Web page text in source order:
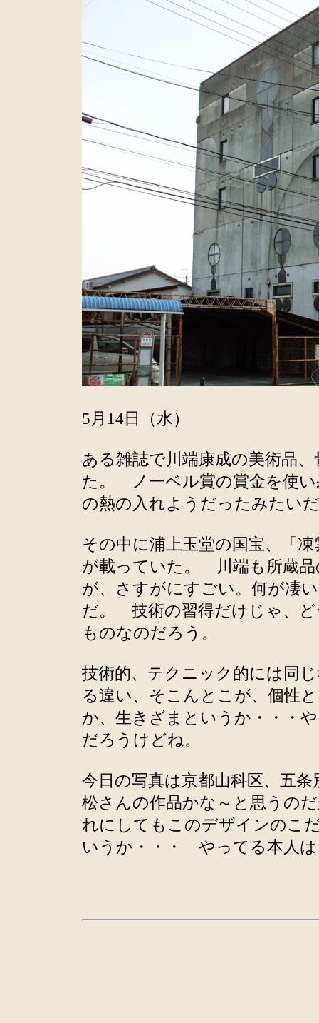
5月14日（水）
ある雑誌で川端康成の美術品
た。 ノーベル賞の賞金を使
の熱の入れようだったみたい
その中に浦上玉堂の国宝、「
が載っていた。 川端も所蔵品
が、さすがにすごい。何が凄
だ。 技術の習得だけじゃ、
ものなのだろう。
技術的、テクニック的には同
る違い、そこんとこが、個性
か、生きざまというか・・・
だろうけどね。
今日の写真は京都山科区、五
松さんの作品かな～と思うの
れにしてもこのデザインのこ
いうか・・・ やってる本人